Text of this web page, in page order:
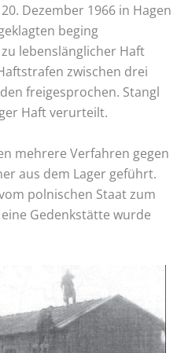
Dezember 1966 in Hagen
beging
lebenslänglicher Haft
zwischen drei
freigesprochen. Stangl
Haft verurteilt.
mehrere Verfahren gegen
aus dem Lager geführt.
polnischen Staat zum
Gedenkstätte wurde